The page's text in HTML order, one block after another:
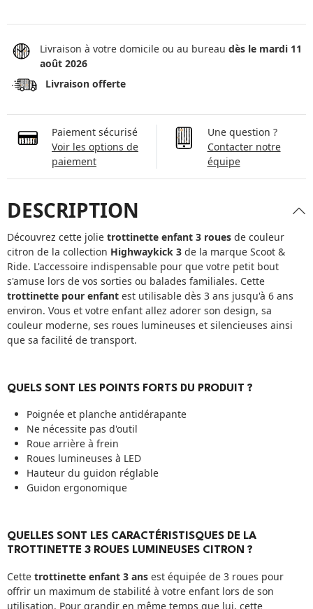
Livraison à votre domicile ou au bureau dès le mardi 11
août 2026
Livraison offerte
Paiement sécurisé
Voir les options de
paiement
Une question ?
Contacter notre
équipe
DESCRIPTION
Découvrez cette jolie trottinette enfant 3 roues de couleur
citron de la collection Highwaykick 3 de la marque Scoot &
Ride. L'accessoire indispensable pour que votre petit bout
s'amuse lors de vos sorties ou balades familiales. Cette
trottinette pour enfant est utilisable dès 3 ans jusqu'à 6 ans
environ. Vous et votre enfant allez adorer son design, sa
couleur moderne, ses roues lumineuses et silencieuses ainsi
que sa facilité de transport.
QUELS SONT LES POINTS FORTS DU PRODUIT ?
Poignée et planche antidérapante
Ne nécessite pas d'outil
Roue arrière à frein
Roues lumineuses à LED
Hauteur du guidon réglable
Guidon ergonomique
QUELLES SONT LES CARACTÉRISTISQUES DE LA
TROTTINETTE 3 ROUES LUMINEUSES CITRON ?
Cette trottinette enfant 3 ans est équipée de 3 roues pour
offrir un maximum de stabilité à votre enfant lors de son
utilisation. Pour grandir en même temps que lui, cette